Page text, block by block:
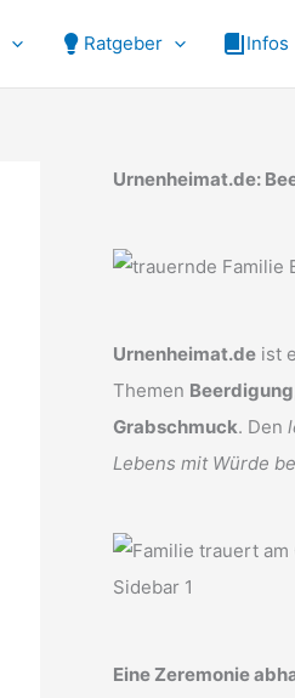
Ratgeber Infos
Urnenheimat.de:
Urnenheimat.de ist
Themen Beerdigung
Grabschmuck. Den
Lebens mit Würde
Eine Zeremonie